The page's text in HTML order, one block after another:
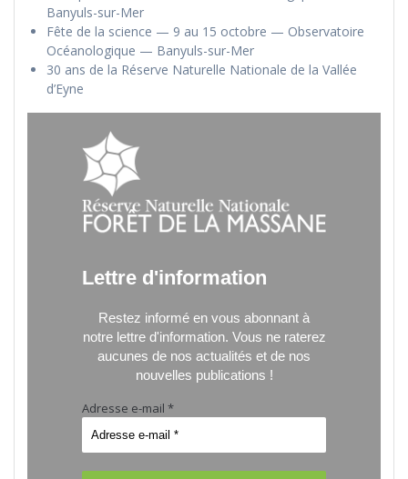
Banyuls-sur-Mer
Fête de la science — 9 au 15 octobre — Observatoire
Océanologique — Banyuls-sur-Mer
30 ans de la Réserve Naturelle Nationale de la Vallée
d’Eyne
Lettre d'information
Restez informé en vous abonnant à
notre lettre d'information. Vous ne raterez
aucunes de nos actualités et de nos
nouvelles publications !
Adresse e-mail *